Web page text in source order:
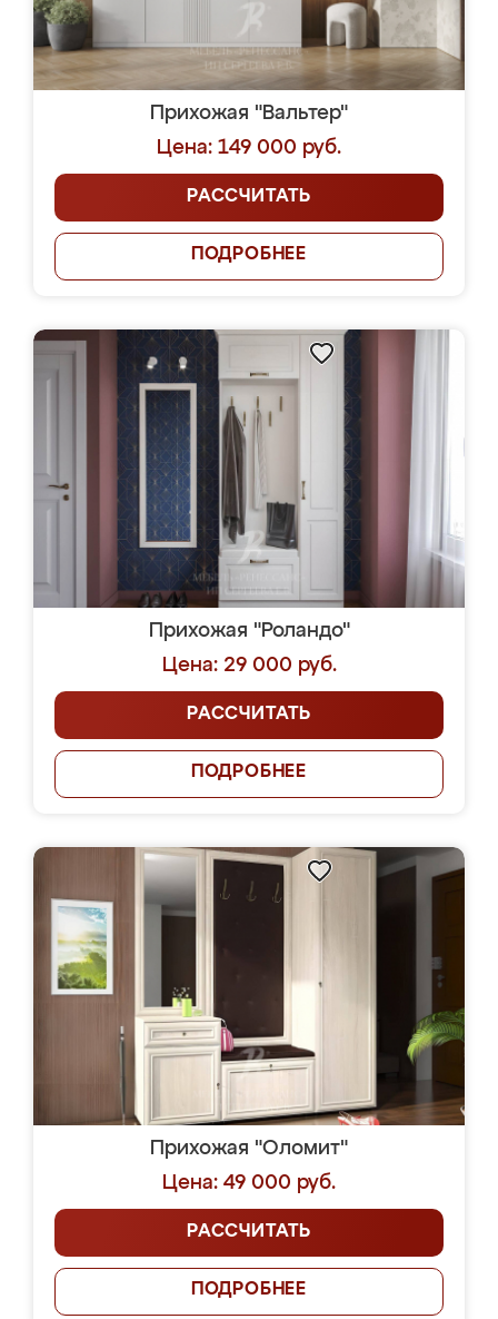
Прихожая "Вальтер"
Цена: 149 000 руб.
РАССЧИТАТЬ
ПОДРОБНЕЕ
Прихожая "Роландо"
Цена: 29 000 руб.
РАССЧИТАТЬ
ПОДРОБНЕЕ
Прихожая "Оломит"
Цена: 49 000 руб.
РАССЧИТАТЬ
ПОДРОБНЕЕ